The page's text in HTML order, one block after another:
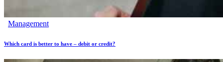
Management
Which card is better to have – debit or credit?